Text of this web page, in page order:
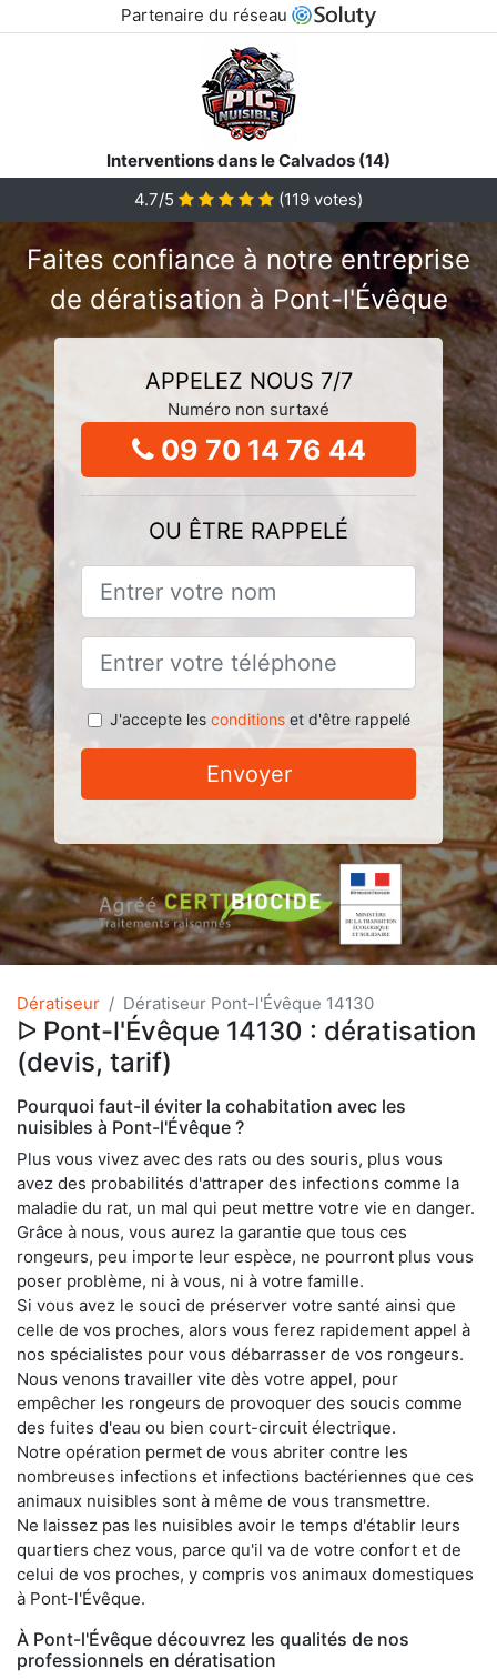
Partenaire du réseau
Interventions dans le Calvados (14)
4.7/5
(119 votes)
Faites confiance à notre entreprise
de dératisation à Pont-l'Évêque
APPELEZ NOUS 7/7
Numéro non surtaxé
09 70 14 76 44
OU ÊTRE RAPPELÉ
J'accepte les conditionset d'être rappelé
Envoyer
Dératiseur Dératiseur Pont-l'Évêque 14130
ᐅ Pont-l'Évêque 14130 : dératisation
(devis, tarif)
Pourquoi faut-il éviter la cohabitation avec les
nuisibles à Pont-l'Évêque ?
Plus vous vivez avec des rats ou des souris, plus vous
avez des probabilités d'attraper des infections comme la
maladie du rat, un mal qui peut mettre votre vie en danger.
Grâce à nous, vous aurez la garantie que tous ces
rongeurs, peu importe leur espèce, ne pourront plus vous
poser problème, ni à vous, ni à votre famille.
Si vous avez le souci de préserver votre santé ainsi que
celle de vos proches, alors vous ferez rapidement appel à
nos spécialistes pour vous débarrasser de vos rongeurs.
Nous venons travailler vite dès votre appel, pour
empêcher les rongeurs de provoquer des soucis comme
des fuites d'eau ou bien court-circuit électrique.
Notre opération permet de vous abriter contre les
nombreuses infections et infections bactériennes que ces
animaux nuisibles sont à même de vous transmettre.
Ne laissez pas les nuisibles avoir le temps d'établir leurs
quartiers chez vous, parce qu'il va de votre confort et de
celui de vos proches, y compris vos animaux domestiques
à Pont-l'Évêque.
À Pont-l'Évêque découvrez les qualités de nos
professionnels en dératisation